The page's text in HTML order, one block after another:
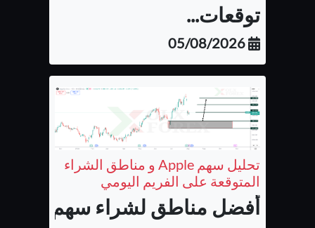
توقعات...
05/08/2026
تحليل سهم Apple و مناطق الشراء
المتوقعة على الفريم اليومي
أفضل مناطق لشراء سهم شركة